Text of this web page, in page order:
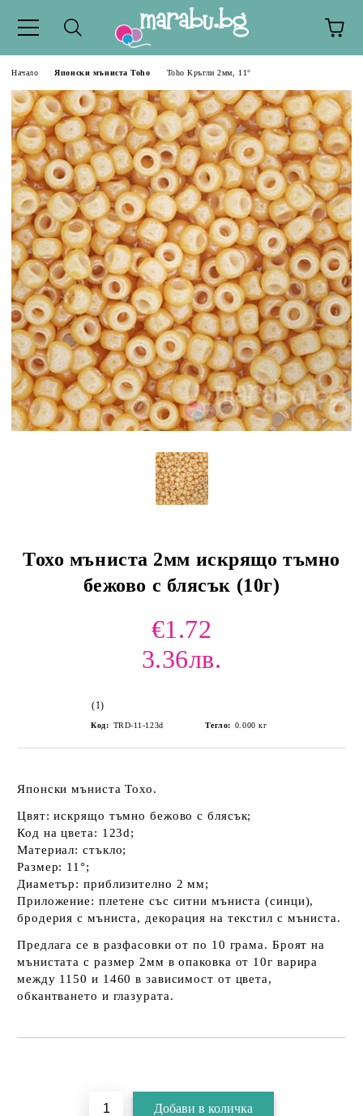
Начало Японски мъниста Toho Toho Кръгли 2мм, 11°
Тохо мъниста 2мм искрящо тъмно
бежово с блясък (10г)
€1.72
3.36лв.
(1)
Код: TRD-11-123d Тегло: 0.000 кг
Японски мъниста Тохо.
Цвят: искрящо тъмно бежово с блясък;
Код на цвета: 123d;
Материал: стъкло;
Размер: 11°;
Диаметър: приблизително 2 мм;
Приложение: плетене със ситни мъниста (синци),
бродерия с мъниста, декорация на текстил с мъниста.
Предлага се в разфасовки от по 10 грама. Броят на
мънистата с размер 2мм в опаковка от 10г варира
между 1150 и 1460 в зависимост от цвета,
обкантването и глазурата.